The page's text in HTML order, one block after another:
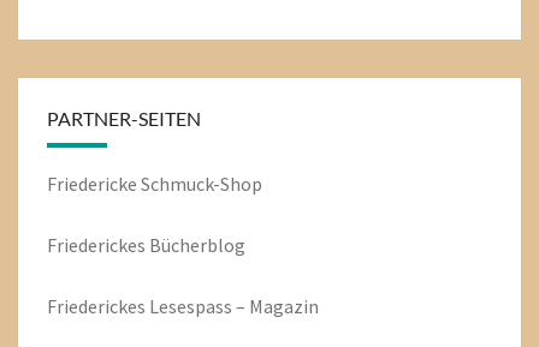
PARTNER-SEITEN
Friedericke Schmuck-Shop
Friederickes Bücherblog
Friederickes Lesespass – Magazin